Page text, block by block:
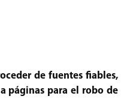
de fuentes fiables,
páginas para el robo de